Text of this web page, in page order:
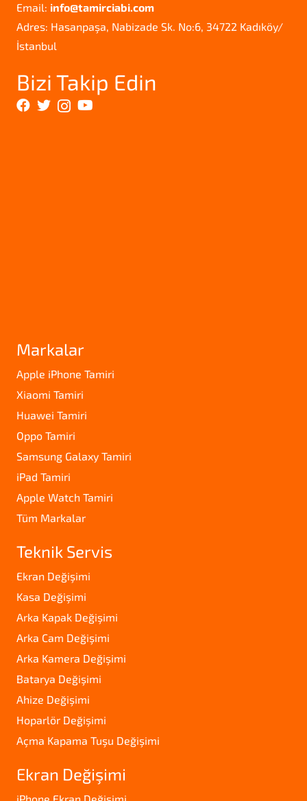
Email: info@tamirciabi.com
Adres: Hasanpaşa, Nabizade Sk. No:6, 34722 Kadıköy/
İstanbul
Bizi Takip Edin
Markalar
Apple iPhone Tamiri
Xiaomi Tamiri
Huawei Tamiri
Oppo Tamiri
Samsung Galaxy Tamiri
iPad Tamiri
Apple Watch Tamiri
Tüm Markalar
Teknik Servis
Ekran Değişimi
Kasa Değişimi
Arka Kapak Değişimi
Arka Cam Değişimi
Arka Kamera Değişimi
Batarya Değişimi
Ahize Değişimi
Hoparlör Değişimi
Açma Kapama Tuşu Değişimi
Ekran Değişimi